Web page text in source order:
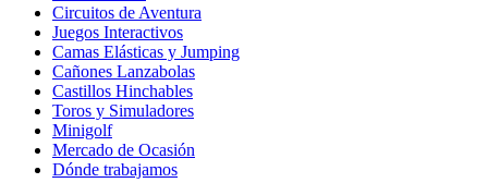
Circuitos de Aventura
Juegos Interactivos
Camas Elásticas y Jumping
Cañones Lanzabolas
Castillos Hinchables
Toros y Simuladores
Minigolf
Mercado de Ocasión
Dónde trabajamos